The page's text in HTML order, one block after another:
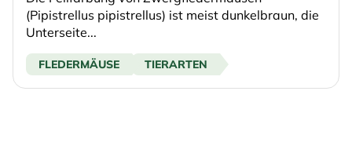
(Pipistrellus pipistrellus) ist meist dunkelbraun, die
Unterseite...
FLEDERMÄUSE TIERARTEN